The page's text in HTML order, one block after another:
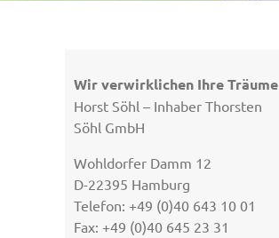
Wir verwirklichen Ihre Träume
Horst Söhl – Inhaber Thorsten
Söhl GmbH
Wohldorfer Damm 12
D-22395 Hamburg
Telefon: +49 (0)40 643 10 01
Fax: +49 (0)40 645 23 31